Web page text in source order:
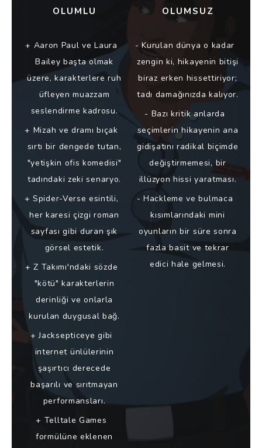
OLUMLU
Aaron Paul ve Laura
Bailey başta olmak
üzere, karakterlere ruh
üfleyen muazzam
seslendirme kadrosu.
Mizah ve dramı bıçak
sırtı bir dengede tutan,
"yetişkin ofis komedisi"
tadındaki zeki senaryo.
Spider-Verse esintili,
her karesi çizgi roman
sayfası gibi duran şık
görsel estetik.
Z Takımı'ndaki sözde
"kötü" karakterlerin
derinliği ve onlarla
kurulan duygusal bağ.
Jacksepticeye gibi
internet ünlülerinin
şaşırtıcı derecede
başarılı ve sırıtmayan
performansları.
Telltale Games
formülüne eklenen
OLUMSUZ
Kurulan dünya o kadar
zengin ki, hikayenin bitişi
biraz erken hissettiriyor;
tadı damağınızda kalıyor.
Bazı kritik anlarda
seçimlerin hikayenin ana
gidişatını radikal biçimde
değiştirmemesi, bir
illüzyon hissi yaratması.
Hackleme ve bulmaca
kısımlarındaki mini
oyunların bir süre sonra
fazla basit ve tekrar
edici hale gelmesi.